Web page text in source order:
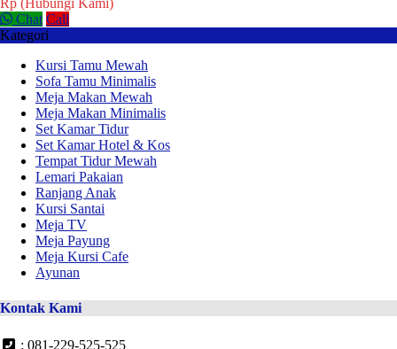
Rp (Hubungi Kami)
Chat Call
Kategori
Kursi Tamu Mewah
Sofa Tamu Minimalis
Meja Makan Mewah
Meja Makan Minimalis
Set Kamar Tidur
Set Kamar Hotel & Kos
Tempat Tidur Mewah
Lemari Pakaian
Ranjang Anak
Kursi Santai
Meja TV
Meja Payung
Meja Kursi Cafe
Ayunan
Kontak Kami
: 081-229-525-525